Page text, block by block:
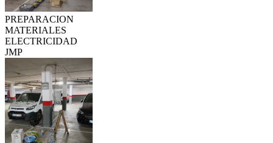
PREPARACION
MATERIALES
ELECTRICIDAD
JMP